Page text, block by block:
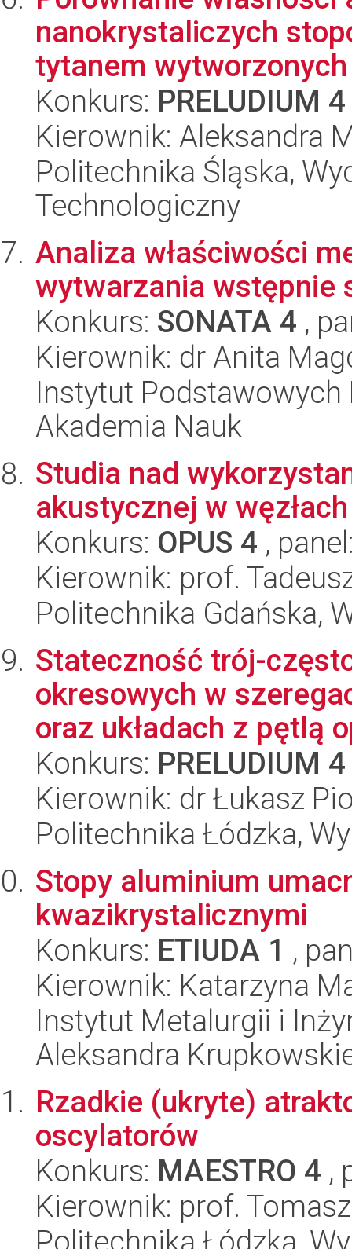
nanokrystaliczych
tytanem
Konkurs: PRELUDIUM 4
Kierownik: Aleksandra
Politechnika Śląska,
Technologiczny
Analiza właściwości
wytwarzania wstępnie
Konkurs: SONATA 4 ,
Kierownik: dr Anita
Instytut
Akademia Nauk
Studia nad
akustycznej w
Konkurs: OPUS 4 ,
Kierownik: prof.
Politechnika Gdańska,
Stateczność trój-
okresowych w
oraz układach z pętlą
Konkurs: PRELUDIUM 4
Kierownik: dr Łukasz
Politechnika Łódzka,
Stopy aluminium
kwazikrystalicznymi
Konkurs: ETIUDA 1 ,
Kierownik: Katarzyna
Instytut Metalurgii i
Aleksandra
Rzadkie (ukryte)
oscylatorów
Konkurs: MAESTRO 4 ,
Kierownik: prof.
Politechnika Łódzka,